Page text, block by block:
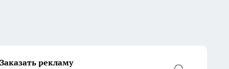
Заказать рекламу